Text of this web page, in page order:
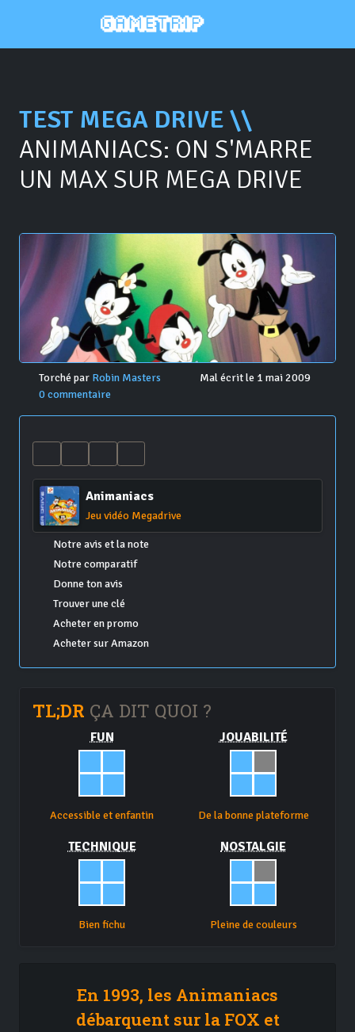
TEST MEGA DRIVE \\
ANIMANIACS: ON S'MARRE
UN MAX SUR MEGA DRIVE
Torché par Robin Masters
Mal écrit le 1 mai 2009
0 commentaire
Animaniacs
Jeu vidéo Megadrive
Notre avis et la note
Notre comparatif
Donne ton avis
Trouver une clé
Acheter en promo
Acheter sur Amazon
TL;DR ÇA DIT QUOI ?
FUN
Accessible et enfantin
JOUABILITÉ
De la bonne plateforme
TECHNIQUE
Bien fichu
NOSTALGIE
Pleine de couleurs
En 1993, les Animaniacs
débarquent sur la FOX et